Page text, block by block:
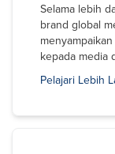
Selama lebih
brand global
kepada media
Pelajari Lebih